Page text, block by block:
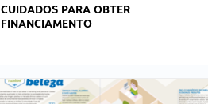
CUIDADOS PARA OBTER
FINANCIAMENTO